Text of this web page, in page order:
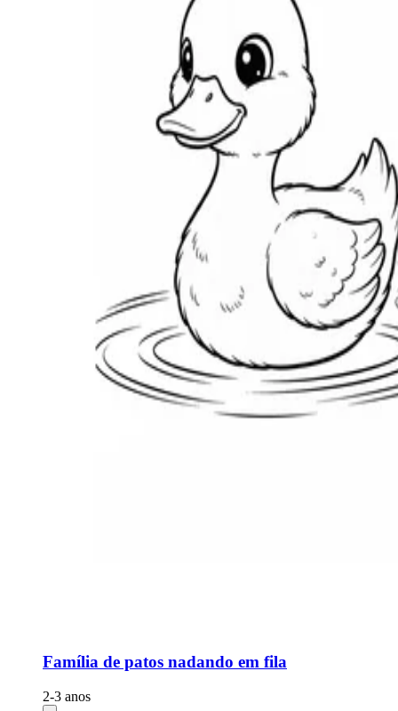
Família de patos nadando em fila
2-3 anos